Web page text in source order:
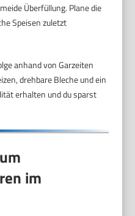
Überfüllung. Plane die
Speisen zuletzt
anhand von Garzeiten
drehbare Bleche und ein
erhalten und du sparst
im